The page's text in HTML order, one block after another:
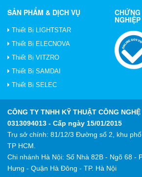
SẢN PHẨM & DỊCH VỤ
Thiết Bị LIGHTSTAR
Thiết Bị ELECNOVA
Thiết Bị VITZRO
Thiết Bị SAMDAI
Thiết Bị SELEC
NGHIỆP
CÔNG TY TNHH KỸ THUẬT CÔNG
0313094013 - Cấp ngày 15/01/2015
Trụ sở chính: 81/12/3 Đường số 2, khu
TP HCM.
Chi nhánh Hà Nội: Số Nhà 82B - Ngõ 68 -
Hưng - Quận Hà Đông - TP. Hà Nội